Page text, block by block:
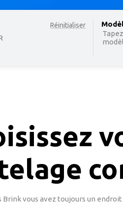
Réinitialiser option
Brink vous avez toujours un